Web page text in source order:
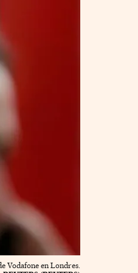
Vodafone en Londres.